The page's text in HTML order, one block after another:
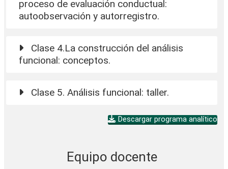
proceso de evaluación conductual:
autoobservación y autorregistro.
Clase 4.La construcción del análisis
funcional: conceptos.
Clase 5. Análisis funcional: taller.
Descargar programa analítico
Equipo docente